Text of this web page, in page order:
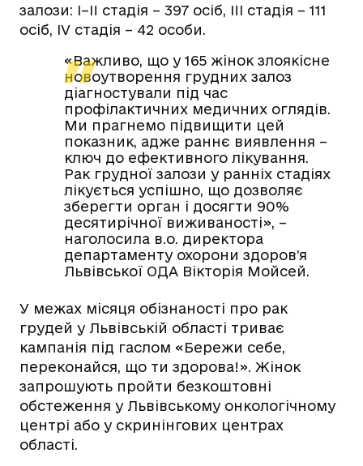
залози: I–II стадія – 397 осіб, III стадія – 111
осіб, IV стадія – 42 особи.
«Важливо, що у 165 жінок злоякісне
новоутворення грудних залоз
діагностували під час
профілактичних медичних оглядів.
Ми прагнемо підвищити цей
показник, адже раннє виявлення –
ключ до ефективного лікування.
Рак грудної залози у ранніх стадіях
лікується успішно, що дозволяє
зберегти орган і досягти 90%
десятирічної виживаності», –
наголосила в.о. директора
департаменту охорони здоров’я
Львівської ОДА Вікторія Мойсей.
У межах місяця обізнаності про рак
грудей у Львівській області триває
кампанія під гаслом «Бережи себе,
переконайся, що ти здорова!». Жінок
запрошують пройти безкоштовні
обстеження у Львівському онкологічному
центрі або у скринінгових центрах
області.